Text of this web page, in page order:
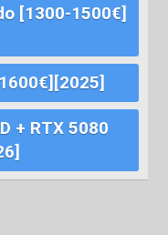
[1300-1500€]
+ RTX 5080